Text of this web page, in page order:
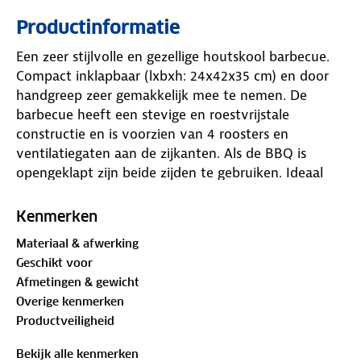
Productinformatie
Een zeer stijlvolle en gezellige houtskool barbecue.
Compact inklapbaar (lxbxh: 24x42x35 cm) en door
handgreep zeer gemakkelijk mee te nemen. De
barbecue heeft een stevige en roestvrijstale
constructie en is voorzien van 4 roosters en
ventilatiegaten aan de zijkanten. Als de BBQ is
opengeklapt zijn beide zijden te gebruiken. Ideaal
Kenmerken
Materiaal & afwerking
Geschikt voor
Afmetingen & gewicht
Overige kenmerken
Productveiligheid
Bekijk alle kenmerken